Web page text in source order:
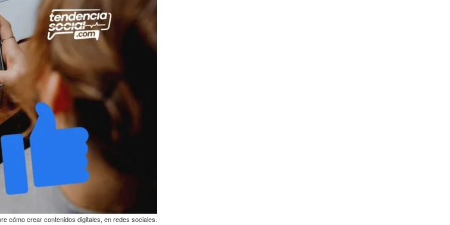
cómo crear contenidos digitales, en redes sociales.